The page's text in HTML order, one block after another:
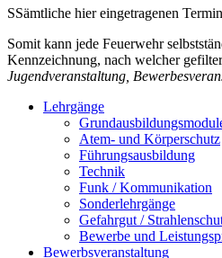
SSämtliche hier eingetragenen
Somit kann jede Feuerwehr
Kennzeichnung, nach welcher
Jugendveranstaltung,
Lehrgänge
Atem- und Körperschutz
Führungsausbildung
Technik
Funk / Kommunikation
Sonderlehrgänge
Gefahrgut /
Bewerbe und
Bewerbsveranstaltung